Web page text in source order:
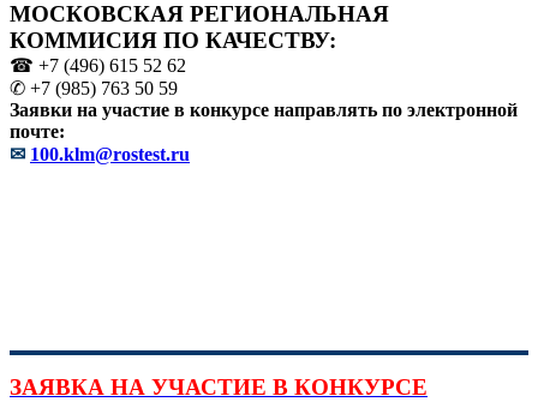
МОСКОВСКАЯ РЕГИОНАЛЬНАЯ
КОММИСИЯ ПО КАЧЕСТВУ:
☎ +7 (496) 615 52 62
✆ +7 (985) 763 50 59
Заявки на участие в конкурсе направлять по электронной
почте:
✉ 100.klm@rostest.ru
ЗАЯВКА НА УЧАСТИЕ В КОНКУРСЕ